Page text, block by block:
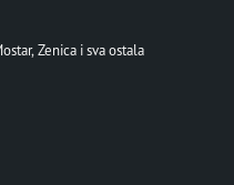
Zenica i sva ostala